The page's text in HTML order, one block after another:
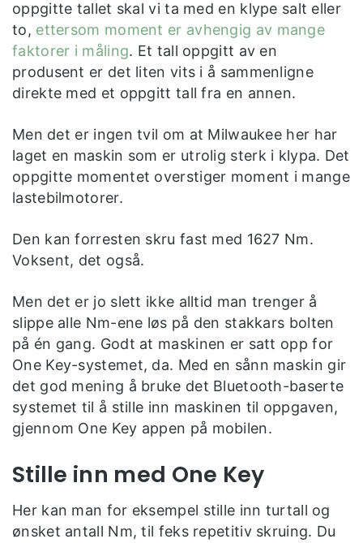
oppgitte tallet skal vi ta med en klype salt eller
to, ettersom moment er avhengig av mange
faktorer i måling. Et tall oppgitt av en
produsent er det liten vits i å sammenligne
direkte med et oppgitt tall fra en annen.
Men det er ingen tvil om at Milwaukee her har
laget en maskin som er utrolig sterk i klypa. Det
oppgitte momentet overstiger moment i mange
lastebilmotorer.
Den kan forresten skru fast med 1627 Nm.
Voksent, det også.
Men det er jo slett ikke alltid man trenger å
slippe alle Nm-ene løs på den stakkars bolten
på én gang. Godt at maskinen er satt opp for
One Key-systemet, da. Med en sånn maskin gir
det god mening å bruke det Bluetooth-baserte
systemet til å stille inn maskinen til oppgaven,
gjennom One Key appen på mobilen.
Stille inn med One Key
Her kan man for eksempel stille inn turtall og
ønsket antall Nm, til feks repetitiv skruing. Du